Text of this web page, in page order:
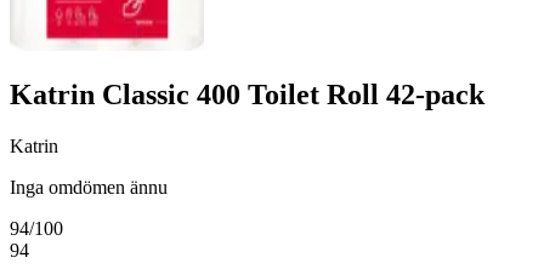
Katrin Classic 400 Toilet Roll 42-pack
Katrin
Inga omdömen ännu
94/100
94